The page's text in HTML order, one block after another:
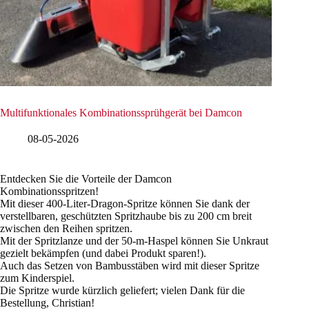
Multifunktionales Kombinationssprühgerät bei Damcon
08-05-2026
Entdecken Sie die Vorteile der Damcon
Kombinationsspritzen!
Mit dieser 400-Liter-Dragon-Spritze können Sie dank der
verstellbaren, geschützten Spritzhaube bis zu 200 cm breit
zwischen den Reihen spritzen.
Mit der Spritzlanze und der 50-m-Haspel können Sie Unkraut
gezielt bekämpfen (und dabei Produkt sparen!).
Auch das Setzen von Bambusstäben wird mit dieser Spritze
zum Kinderspiel.
Die Spritze wurde kürzlich geliefert; vielen Dank für die
Bestellung, Christian!